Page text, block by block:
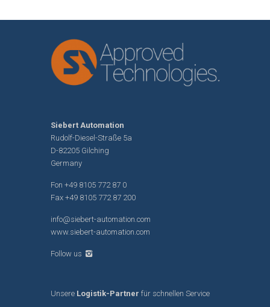
Siebert Automation
Rudolf-Diesel-Straße 5a
D-82205 Gilching
Germany
Fon +49 8105 772 87 0
Fax +49 8105 772 87 200
info@siebert-automation.com
www.siebert-automation.com
Follow us
Unsere Logistik-Partner für schnellen Service